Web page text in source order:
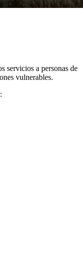
servicios a personas de
vulnerables.